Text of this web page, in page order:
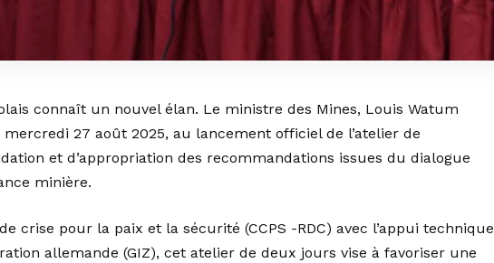
connaît un nouvel élan. Le ministre des Mines, Louis Watum
27 août 2025, au lancement officiel de l’atelier de
et d’appropriation des recommandations issues du dialogue
minière.
crise pour la paix et la sécurité (CCPS -RDC) avec l’appui technique
allemande (GIZ), cet atelier de deux jours vise à favoriser une